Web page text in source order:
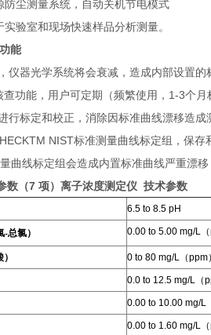
防尘测量系统，自动关机节电模式
验室和现场快速样品分析测量。
能
仪器光学系统将会衰减，造成内部设置
查功能，用户可定期（频繁使用， 1-3个月
行标定和校正，消除因标准曲线漂移造成
NIST标准测量曲线标定组，保存
曲线标定组会造成内置标准曲线严重漂
数（7 项）离子浓度测定仪 技术参数
6.5 to 8.5 pH
-总氯） 0.00 to 5.00 mg/L
） 0 to 80 mg/L（ppm
0.0 to 12.5 mg/L（
0.00 to 10.00 mg/L
0.00 to 1.60 mg/L